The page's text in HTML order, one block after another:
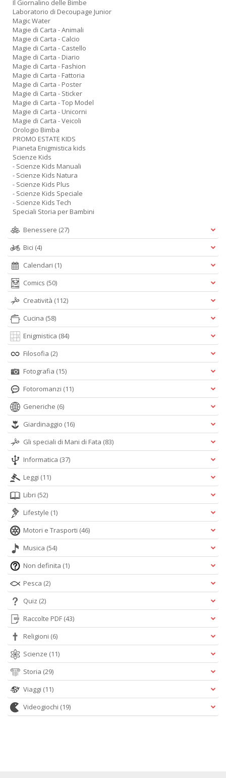
Il Giornalino delle Bimbe
Laboratorio di Decoupage Junior
Magic Water
Magie di Carta - Animali
Magie di Carta - Calcio
Magie di Carta - Castello
Magie di Carta - Diario
Magie di Carta - Fashion
Magie di Carta - Fattoria
Magie di Carta - Poster
Magie di Carta - Sticker
Magie di Carta - Top Model
Magie di Carta - Unicorni
Magie di Carta - Veicoli
Orologio Bimba
PROMO ESTATE KIDS
Pianeta Enigmistica kids
Scienze Kids
- Scienze Kids Manuali
- Scienze Kids Natura
- Scienze Kids Plus
- Scienze Kids Speciale
- Scienze Kids Tech
Speciali Storia per Bambini
Benessere (27)
Bici (4)
Calendari (1)
Comics (50)
Creatività (112)
Cucina (58)
Enigmistica (84)
Filosofia (2)
Fotografia (15)
Fotoromanzi (11)
Generiche (6)
Giardinaggio (16)
Gli speciali di Mani di Fata (83)
Informatica (37)
Leggi (11)
Libri (52)
Lifestyle (1)
Motori e Trasporti (46)
Musica (54)
Non definita (1)
Pesca (2)
Quiz (2)
Raccolte PDF (43)
Religioni (6)
Scienze (11)
Storia (29)
Viaggi (11)
Videogiochi (19)